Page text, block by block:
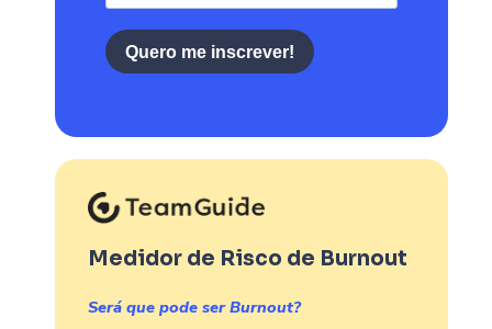
Quero me inscrever!
Medidor de Risco de Burnout
Será que pode ser Burnout?